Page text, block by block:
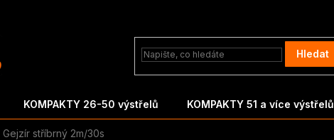
Hledat
KOMPAKTY 26-50 výstřelů KOMPAKTY 51 a více výstřelů
Gejzír stříbrný 2m/30s